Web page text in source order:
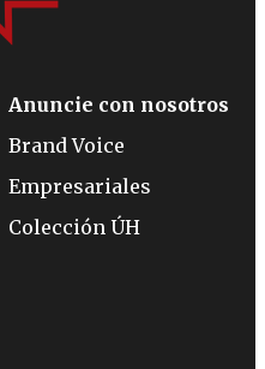
Anuncie con nosotros
Brand Voice
Empresariales
Colección ÚH